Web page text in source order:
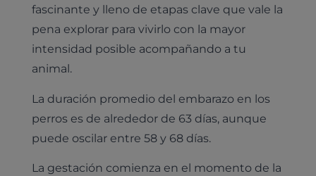
fascinante y lleno de etapas clave que vale la
pena explorar para vivirlo con la mayor
intensidad posible acompañando a tu
animal.
La duración promedio del embarazo en los
perros es de alrededor de 63 días, aunque
puede oscilar entre 58 y 68 días.
La gestación comienza en el momento de la